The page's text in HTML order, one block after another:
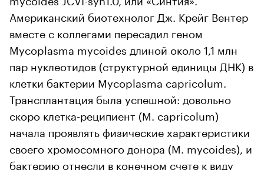
Американский биотехнолог Дж. Крейг Вентер
вместе с коллегами пересадил геном
Mycoplasma mycoides длиной около 1,1 млн
пар нуклеотидов (структурной единицы ДНК) в
клетки бактерии Mycoplasma capricolum.
Трансплантация была успешной: довольно
скоро клетка-реципиент (M. capricolum)
начала проявлять физические характеристики
своего хромосомного донора (M. mycoides), и
бактерию отнесли в конечном счете к виду